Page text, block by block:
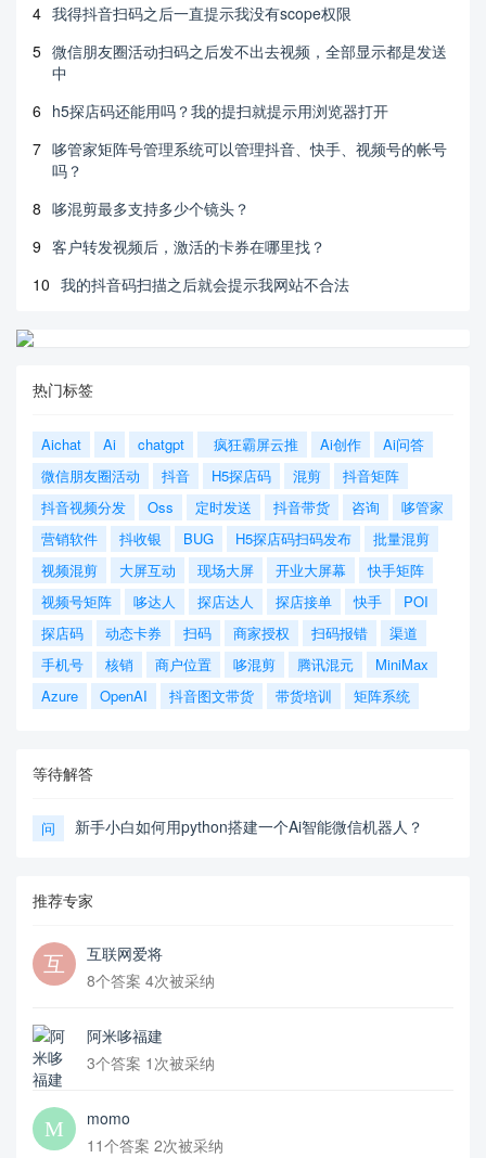
4 我得抖音扫码之后一直提示我没有scope权限
5 微信朋友圈活动扫码之后发不出去视频，全部显示都是发送
中
6 h5探店码还能用吗？我的提扫就提示用浏览器打开
7 哆管家矩阵号管理系统可以管理抖音、快手、视频号的帐号
吗？
8 哆混剪最多支持多少个镜头？
9 客户转发视频后，激活的卡券在哪里找？
10 我的抖音码扫描之后就会提示我网站不合法
热门标签
Aichat Ai chatgpt 疯狂霸屏云推 Ai创作
Ai问答
微信朋友圈活动
抖音 H5探店码 混剪
抖音矩阵
抖音视频分发
Oss 定时发送 抖音带货 咨询
哆管家
营销软件
抖收银 BUG H5探店码扫码发布
批量混剪
视频混剪
大屏互动 现场大屏 开业大屏幕
快手矩阵
视频号矩阵
哆达人 探店达人 探店接单 快手
POI
探店码
动态卡券 扫码 商家授权 扫码报错
渠道
手机号
核销 商户位置 哆混剪 腾讯混元
MiniMax
Azure
OpenAI 抖音图文带货 带货培训 矩阵系统
等待解答
问 新手小白如何用python搭建一个Ai智能微信机器人？
推荐专家
互联网爱将
8个答案 4次被采纳
阿米哆福建
3个答案 1次被采纳
momo
11个答案 2次被采纳